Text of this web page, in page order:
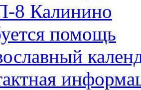
8 Калинино
помощь